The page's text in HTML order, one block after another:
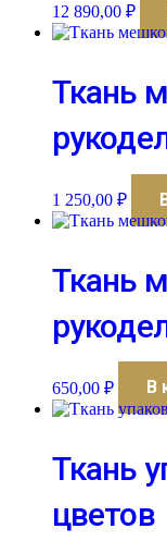
12 890,00 ₽
Ткань
1 250,00 ₽
Ткань
650,00 ₽ В
Ткань
цветов